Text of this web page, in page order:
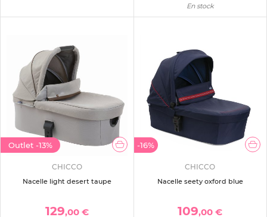
En stock
Outlet -13%
CHICCO
Nacelle light desert taupe
129,00 €
-16%
CHICCO
Nacelle seety oxford blue
109,00 €